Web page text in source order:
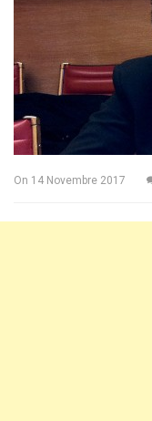
On 14 Novembre 2017